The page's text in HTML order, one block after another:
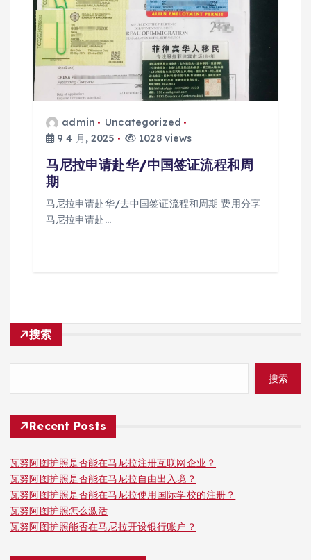
admin
Uncategorized
9 4 月, 2025
1028 views
马尼拉申请赴华/中国签证流程和周
期
马尼拉申请赴华/去中国签证流程和周期 费用分享
马尼拉申请赴…
搜索
搜索
Recent Posts
瓦努阿图护照是否能在马尼拉注册互联网企业？
瓦努阿图护照是否能在马尼拉自由出入境？
瓦努阿图护照是否能在马尼拉使用国际学校的注册？
瓦努阿图护照怎么激活
瓦努阿图护照能否在马尼拉开设银行账户？